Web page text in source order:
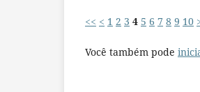
<< < 1 2 3 4 5 6 7 8 9 10
Você também pode